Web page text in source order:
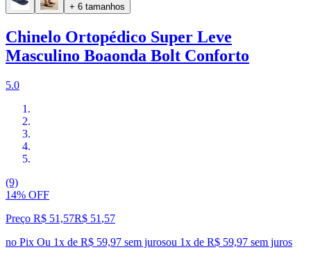
+ 6 tamanhos
Chinelo Ortopédico Super Leve
Masculino Boaonda Bolt Conforto
5.0
(9)
14% OFF
Preço R$ 51,57R$ 51 ,57
no Pix Ou 1x de R$ 59,97 sem jurosou 1x de R$ 59,97 sem juros